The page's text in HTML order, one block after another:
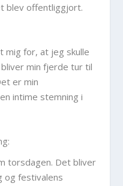
blev offentliggjort.
mig for, at jeg skulle
min fjerde tur til
er min
intime stemning i
torsdagen. Det bliver
og festivalens